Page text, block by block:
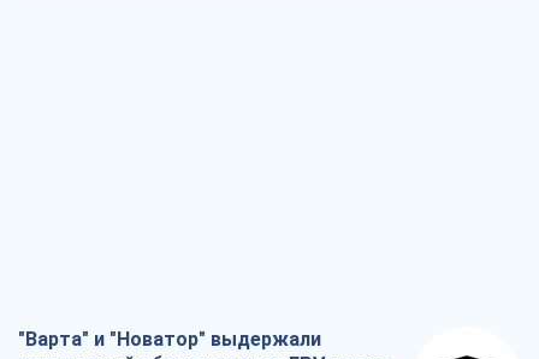
"Варта" и "Новатор" выдержали